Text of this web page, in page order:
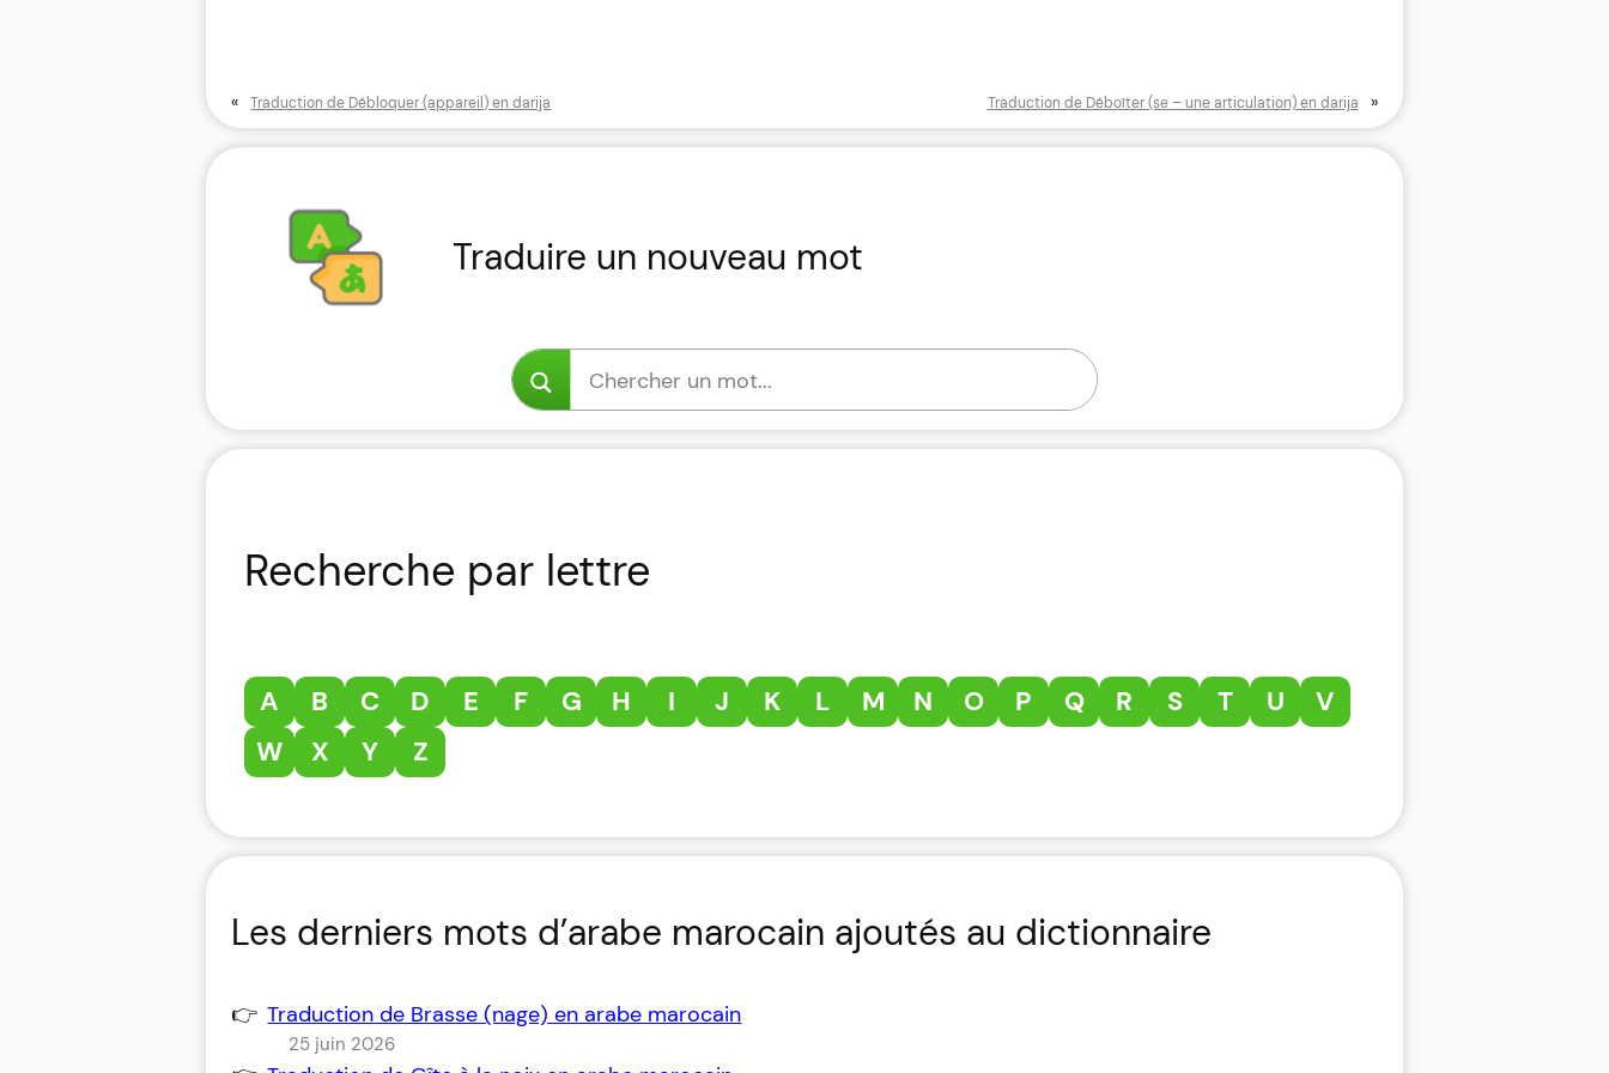
« Traduction de Débloquer (appareil) en darija Traduction de Déboîter (se – une articulation) en darija »
Traduire un nouveau mot
Recherche par lettre
A B C D E F G H I J K L M N O P Q R S T U
V
W
X Y Z
Les derniers mots d’arabe marocain ajoutés au dictionnaire
Traduction de Brasse (nage) en arabe marocain
25 juin 2026